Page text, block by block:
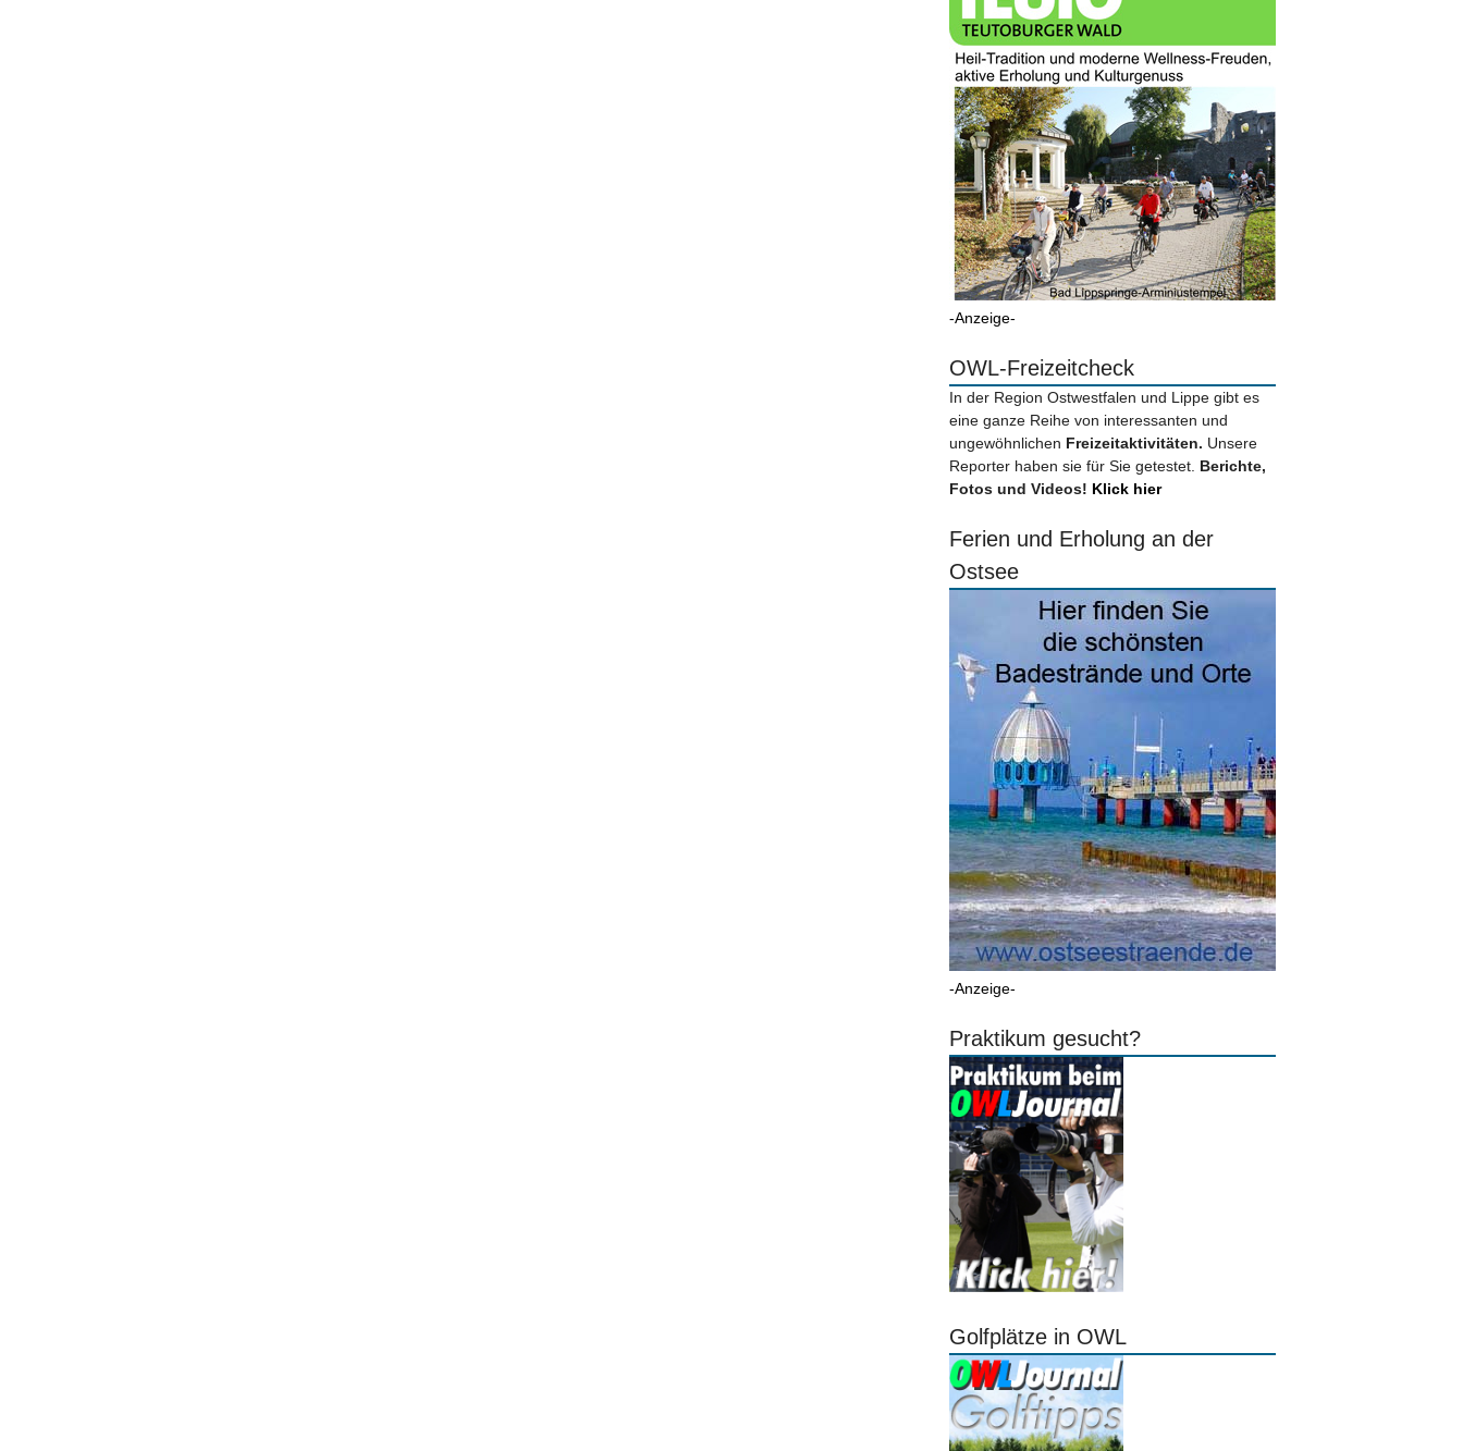
-Anzeige-
OWL-Freizeitcheck
In der Region Ostwestfalen und Lippe gibt es
eine ganze Reihe von interessanten und
ungewöhnlichen Freizeitaktivitäten. Unsere
Reporter haben sie für Sie getestet. Berichte,
Fotos und Videos! Klick hier
Ferien und Erholung an der
Ostsee
-Anzeige-
Praktikum gesucht?
Golfplätze in OWL